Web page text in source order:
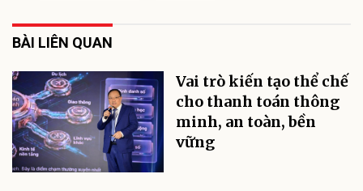
BÀI LIÊN QUAN
Vai trò kiến tạo thể chế
cho thanh toán thông
minh, an toàn, bền
vững